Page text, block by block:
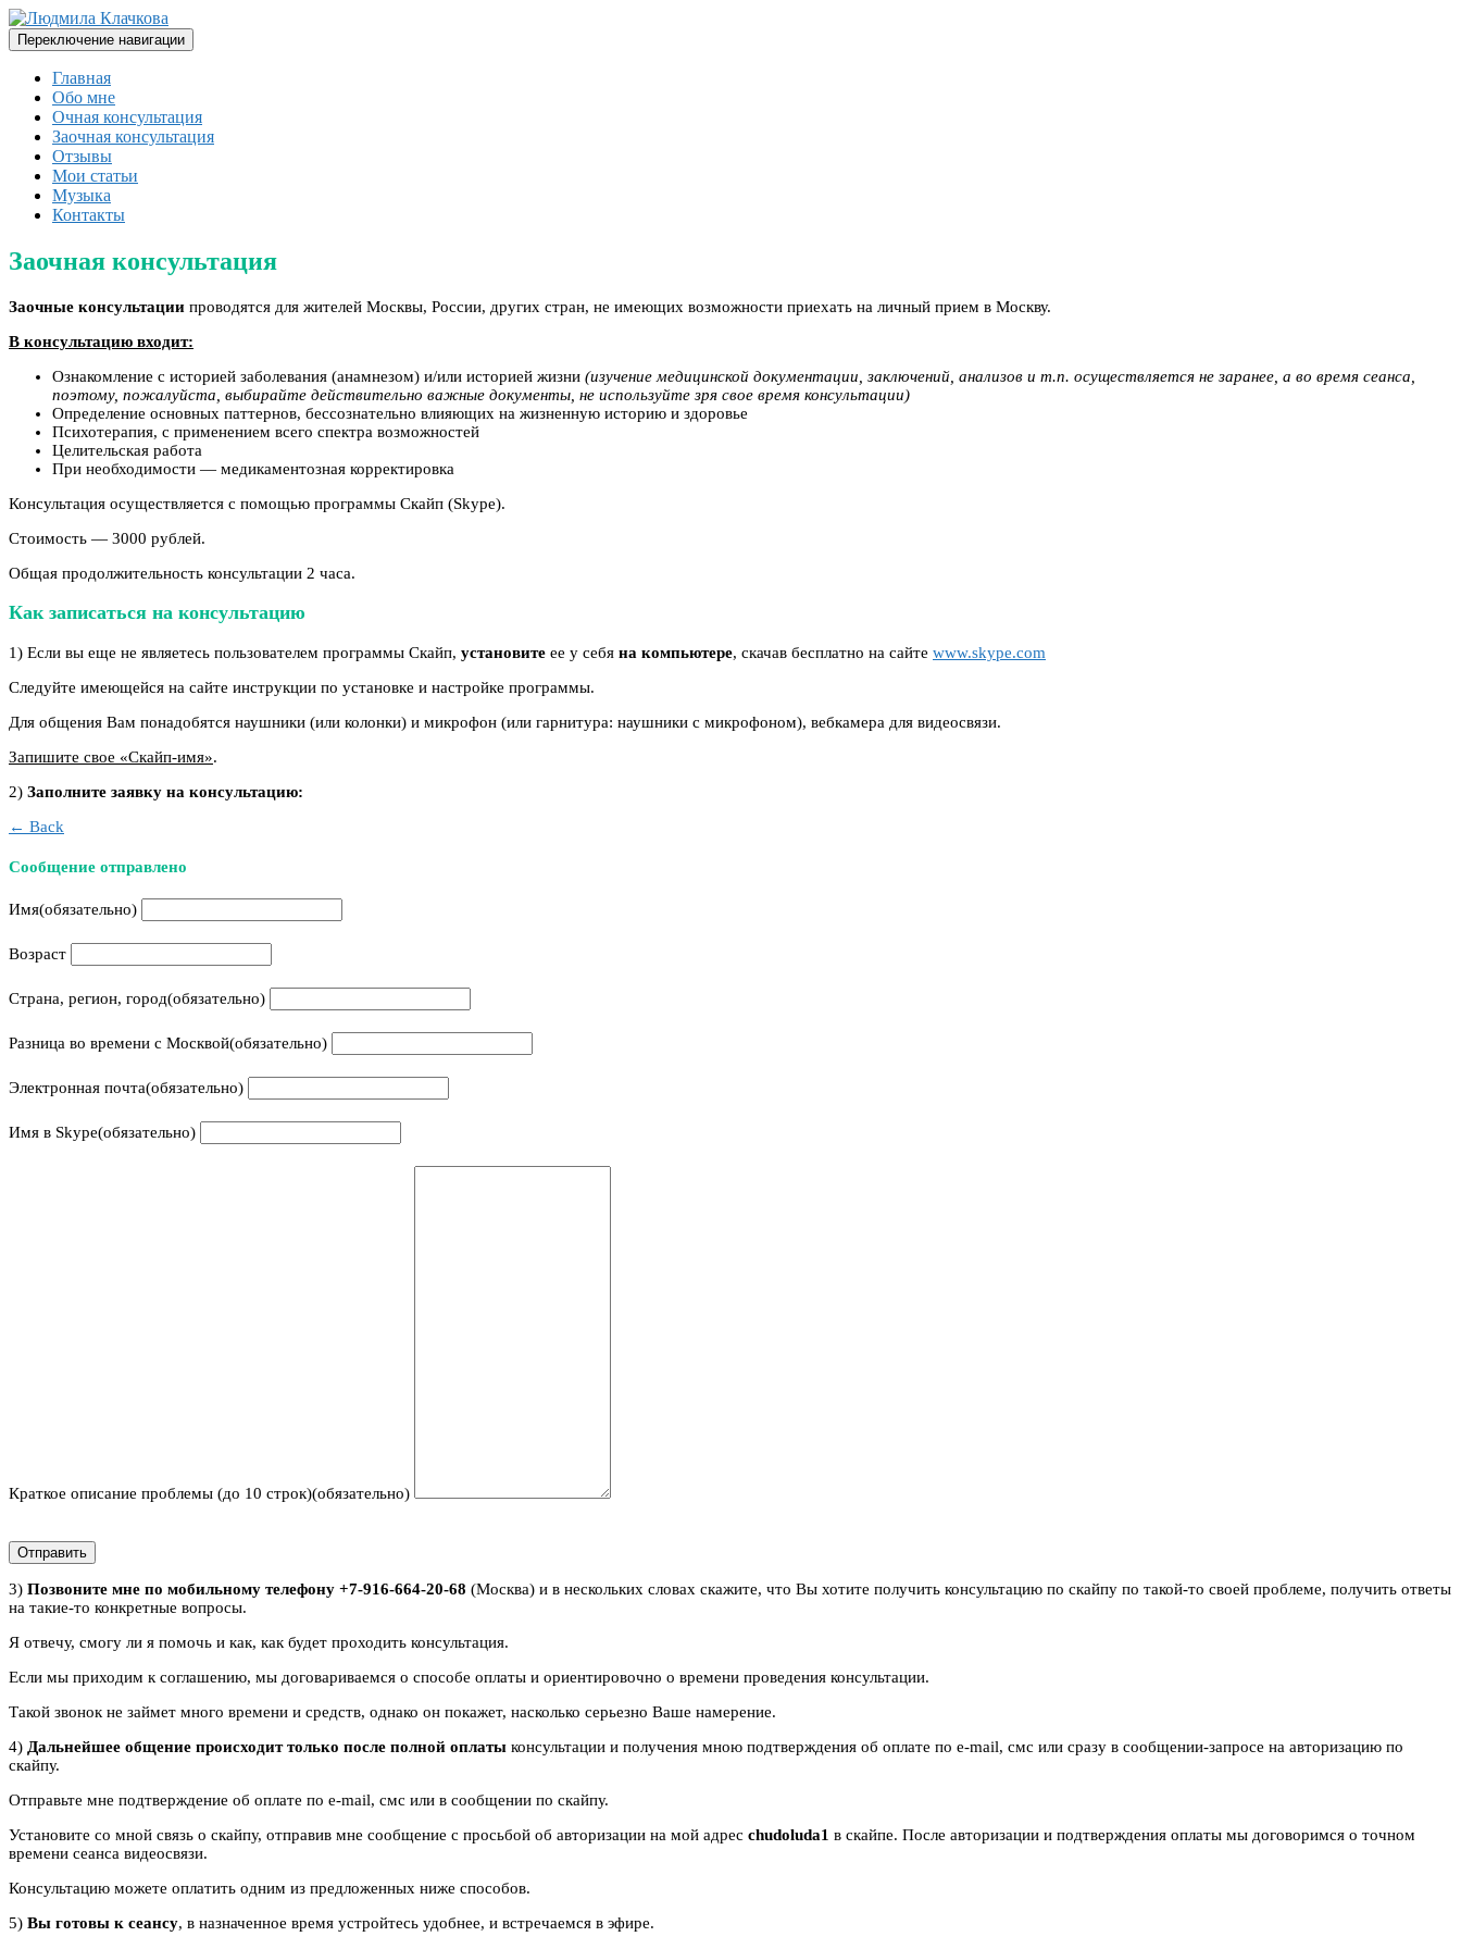
Перейти
к
содержимому
Переключение навигации
Главная
Обо мне
Очная консультация
Заочная консультация
Отзывы
Мои статьи
Музыка
Контакты
Заочная консультация
Заочные консультации проводятся для жителей Москвы, России, других стран, не имеющих возможности приехать на личный прием в Москву.
В консультацию входит:
Ознакомление с историей заболевания (анамнезом) и/или историей жизни (изучение медицинской документации, заключений, анализов и т.п. осуществляется не заранее, а во время сеанса,
поэтому, пожалуйста, выбирайте действительно важные документы, не используйте зря свое время консультации)
Определение основных паттернов, бессознательно влияющих на жизненную историю и здоровье
Психотерапия, с применением всего спектра возможностей
Целительская работа
При необходимости — медикаментозная корректировка
Консультация осуществляется с помощью программы Скайп (Skype).
Стоимость — 3000 рублей.
Общая продолжительность консультации 2 часа.
Как записаться на консультацию
1) Если вы еще не являетесь пользователем программы Скайп, установите ее у себя на компьютере, скачав бесплатно на сайте www.skype.com
Следуйте имеющейся на сайте инструкции по установке и настройке программы.
Для общения Вам понадобятся наушники (или колонки) и микрофон (или гарнитура: наушники с микрофоном), вебкамера для видеосвязи.
Запишите свое «Скайп-имя».
2) Заполните заявку на консультацию:
← Back
Сообщение отправлено
Имя(обязательно)
Возраст
Страна, регион, город(обязательно)
Разница во времени с Москвой(обязательно)
Электронная почта(обязательно)
Имя в Skype(обязательно)
Краткое описание проблемы (до 10 строк)(обязательно)
Отправить
3) Позвоните мне по мобильному телефону +7-916-664-20-68 (Москва) и в нескольких словах скажите, что Вы хотите получить консультацию по скайпу по такой-то своей проблеме, получить ответы
на такие-то конкретные вопросы.
Я отвечу, смогу ли я помочь и как, как будет проходить консультация.
Если мы приходим к соглашению, мы договариваемся о способе оплаты и ориентировочно о времени проведения консультации.
Такой звонок не займет много времени и средств, однако он покажет, насколько серьезно Ваше намерение.
4) Дальнейшее общение происходит только после полной оплаты консультации и получения мною подтверждения об оплате по e-mail, смс или сразу в сообщении-запросе на авторизацию по
скайпу.
Отправьте мне подтверждение об оплате по e-mail, смс или в сообщении по скайпу.
Установите со мной связь о скайпу, отправив мне сообщение с просьбой об авторизации на мой адрес chudoluda1 в скайпе. После авторизации и подтверждения оплаты мы договоримся о точном
времени сеанса видеосвязи.
Консультацию можете оплатить одним из предложенных ниже способов.
5) Вы готовы к сеансу, в назначенное время устройтесь удобнее, и встречаемся в эфире.